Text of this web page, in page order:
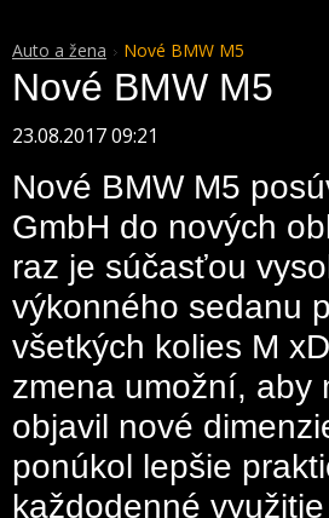
Auto a žena Nové BMW M5
Nové BMW M5
23.08.2017 09:21
Nové BMW M5
GmbH do nových
raz je súčasťou
výkonného sedanu
všetkých kolies M
zmena umožní, aby
objavil nové
ponúkol lepšie
každodenné